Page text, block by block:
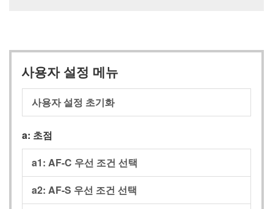
사용자 설정 메뉴
사용자 설정 초기화
a: 초점
a1: AF-C 우선 조건 선택
a2: AF-S 우선 조건 선택